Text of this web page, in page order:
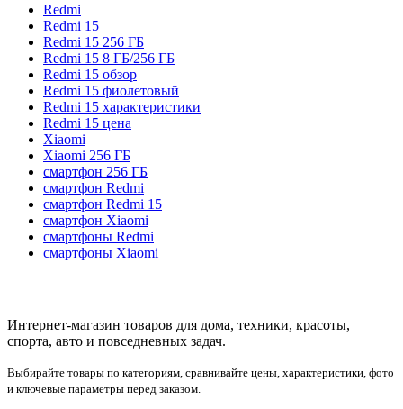
Redmi
Redmi 15
Redmi 15 256 ГБ
Redmi 15 8 ГБ/256 ГБ
Redmi 15 обзор
Redmi 15 фиолетовый
Redmi 15 характеристики
Redmi 15 цена
Xiaomi
Xiaomi 256 ГБ
смартфон 256 ГБ
смартфон Redmi
смартфон Redmi 15
смартфон Xiaomi
смартфоны Redmi
смартфоны Xiaomi
Интернет-магазин товаров для дома, техники, красоты,
спорта, авто и повседневных задач.
Выбирайте товары по категориям, сравнивайте цены, характеристики, фото
и ключевые параметры перед заказом.